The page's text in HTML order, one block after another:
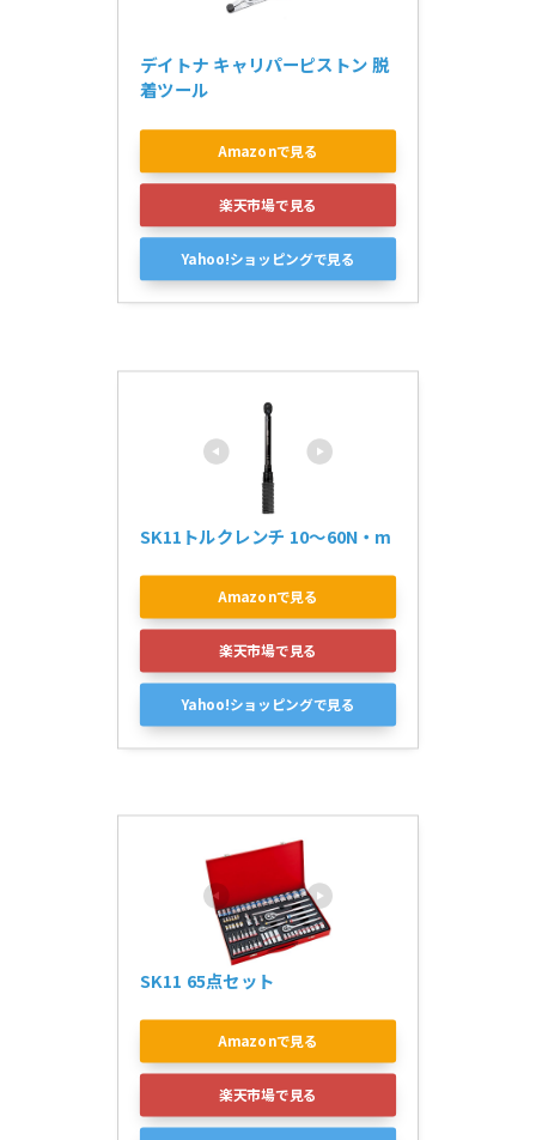
デイトナ キャリパーピストン 脱
着ツール
Amazonで見る
楽天市場で見る
Yahoo!ショッピングで見る
SK11トルクレンチ 10～60N・m
Amazonで見る
楽天市場で見る
Yahoo!ショッピングで見る
SK11 65点セット
Amazonで見る
楽天市場で見る